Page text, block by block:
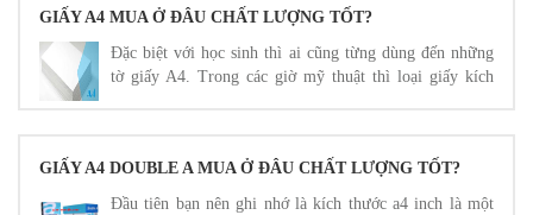
GIẤY A4 MUA Ở ĐÂU CHẤT LƯỢNG TỐT?
Đặc biệt với học sinh thì ai cũng từng dùng đến những
tờ giấy A4. Trong các giờ mỹ thuật thì loại giấy kích
GIẤY A4 DOUBLE A MUA Ở ĐÂU CHẤT LƯỢNG TỐT?
Đầu tiên bạn nên ghi nhớ là kích thước a4 inch là một